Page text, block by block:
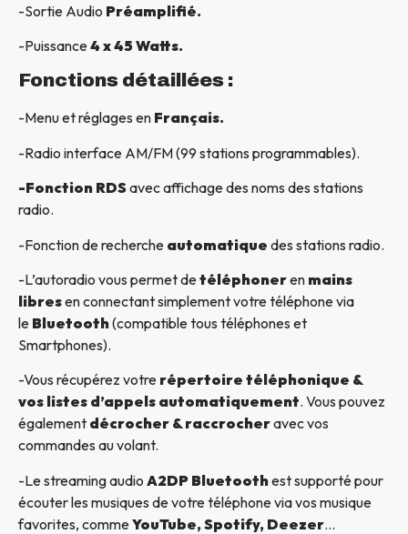
-Sortie Audio Préamplifié.
-Puissance4 x 45 Watts.
Fonctions détaillées :
-Menu et réglages en Français.
-Radio interface AM/FM (99 stations programmables).
-Fonction RDSavec affichage des noms des stations
radio.
-Fonction de recherche automatique des stations radio.
-L’autoradio vous permet detéléphoneren mains
libresen connectant simplement votre téléphone via
le Bluetooth(compatible tous téléphones et
Smartphones).
-Vous récupérez votre répertoire téléphonique &
vos listes d’appels automatiquement. Vous pouvez
également décrocher & raccrocheravec vos
commandes au volant.
-Le streaming audio A2DP Bluetoothest supporté pour
écouter les musiques de votre téléphone via vos musique
favorites, commeYouTube, Spotify, Deezer…